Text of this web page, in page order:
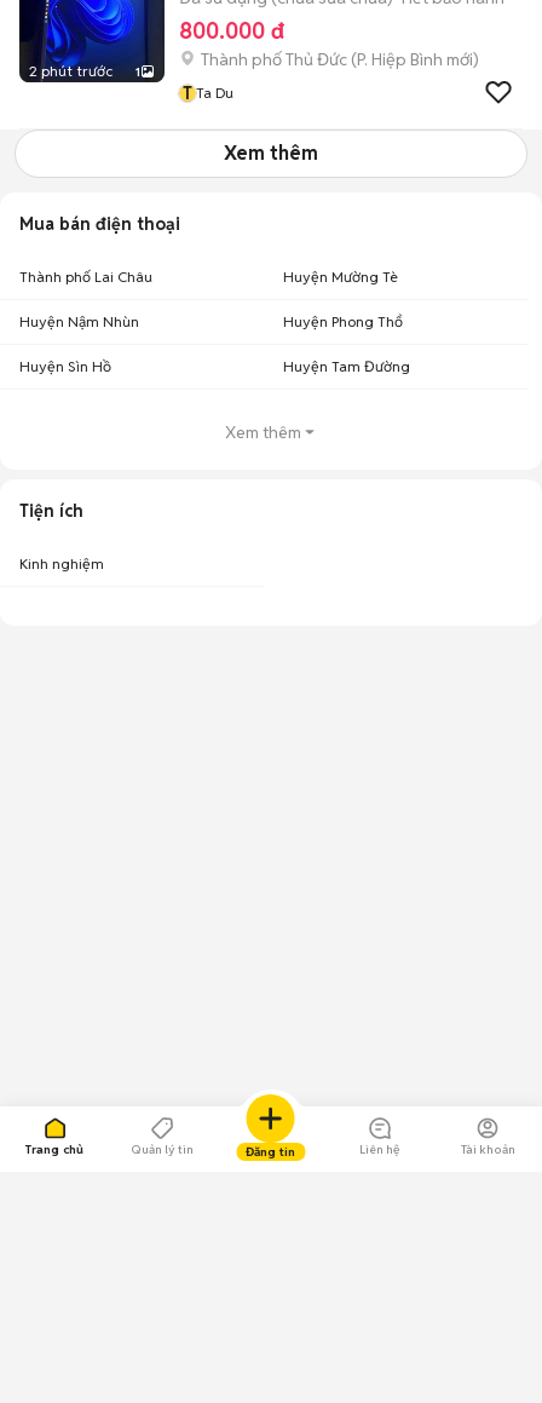
Trang chủ Quản lý tin Đăng tin Liên hệ Tài khoản
2 phút trước 1
800.000 đ
Thành phố Thủ Đức (P. Hiệp Bình mới)
T Ta Du
Xem thêm
Mua bán điện thoại
Thành phố Lai Châu Huyện Mường Tè
Huyện Nậm Nhùn Huyện Phong Thổ
Huyện Sìn Hồ Huyện Tam Đường
Xem thêm
Tiện ích
Kinh nghiệm